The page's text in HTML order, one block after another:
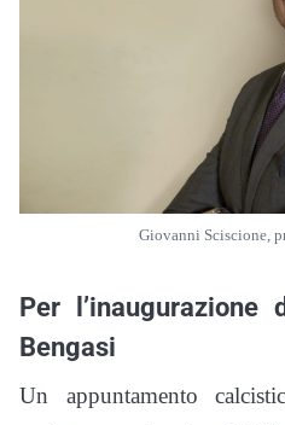
Giovanni Sciscione,
Per
Bengasi
Un appuntamento